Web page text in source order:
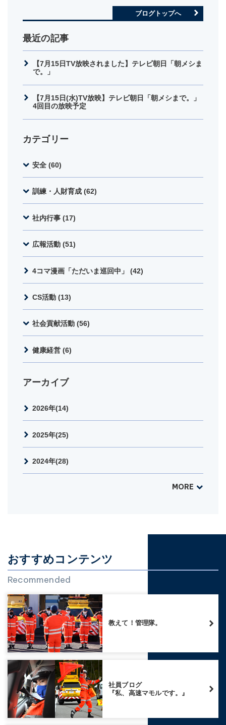
ブログトップへ
最近の記事
【7月15日TV放映されました】テレビ朝日「朝メシま
で。」
【7月15日(水)TV放映】テレビ朝日「朝メシまで。」
4回目の放映予定
カテゴリー
安全 (60)
訓練・人財育成 (62)
社内行事 (17)
広報活動 (51)
4コマ漫画「ただいま巡回中」 (42)
CS活動 (13)
社会貢献活動 (56)
健康経営 (6)
アーカイブ
2026年(14)
2025年(25)
2024年(28)
MORE
おすすめコンテンツ
Recommended
教えて！管理隊。
社員ブログ
『私、高速マモルです。』